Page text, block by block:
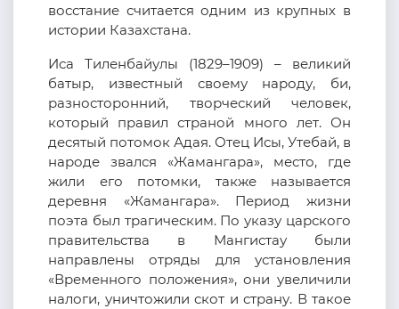
восстание считается одним из крупных в
истории Казахстана.
Иса Тиленбайулы (1829–1909) – великий
батыр, известный своему народу, би,
разносторонний, творческий человек,
который правил страной много лет. Он
десятый потомок Адая. Отец Исы, Утебай, в
народе звался «Жамангара», место, где
жили его потомки, также называется
деревня «Жамангара». Период жизни
поэта был трагическим. По указу царского
правительства в Мангистау были
направлены отряды для установления
«Временного положения», они увеличили
налоги, уничтожили скот и страну. В такое